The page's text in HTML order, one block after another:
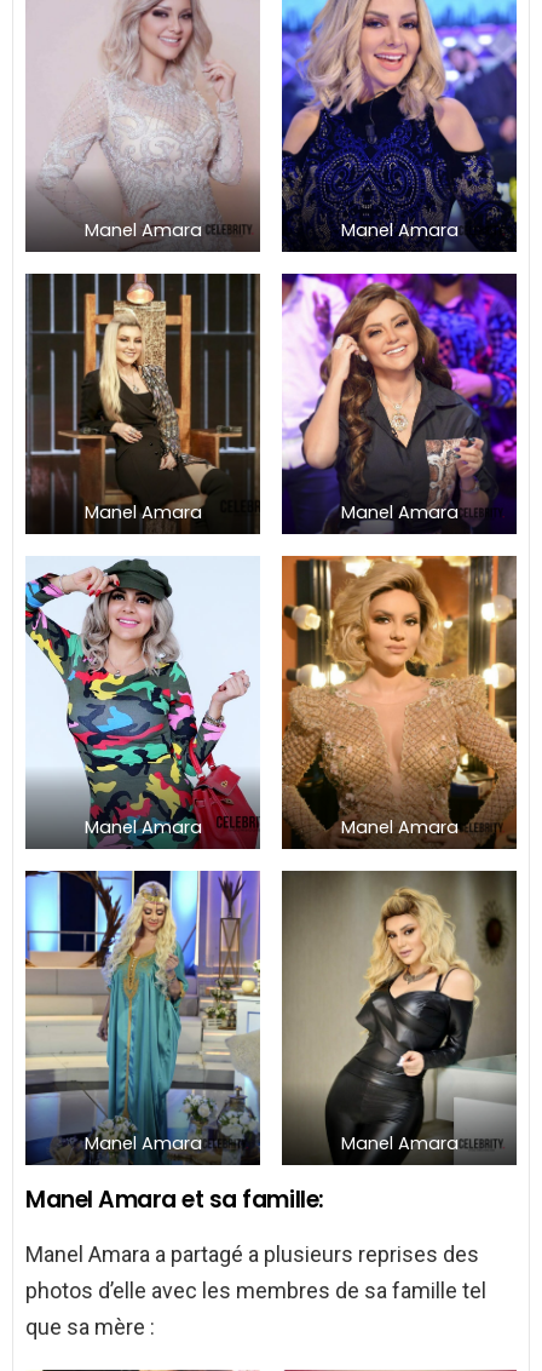
Manel Amara Manel Amara
Manel Amara Manel Amara
Manel Amara Manel Amara
Manel Amara Manel Amara
Manel Amara et sa famille:
Manel Amara a partagé a plusieurs reprises des
photos d’elle avec les membres de sa famille tel
que sa mère :